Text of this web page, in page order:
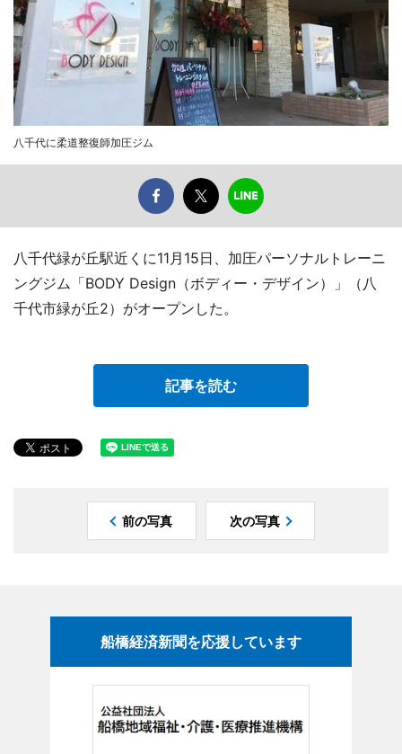
八千代に柔道整復師加圧ジム
八千代緑が丘駅近くに11月15日、加圧パーソナルトレーニ
ングジム「BODY Design（ボディー・デザイン）」（八
千代市緑が丘2）がオープンした。
記事を読む
前の写真 次の写真
船橋経済新聞を応援しています